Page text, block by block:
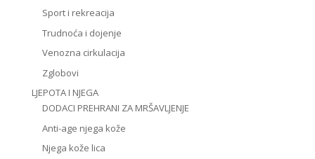
Sport i rekreacija
Trudnoća i dojenje
Venozna cirkulacija
Zglobovi
LJEPOTA I NJEGA
DODACI PREHRANI ZA MRŠAVLJENJE
Anti-age njega kože
Njega kože lica